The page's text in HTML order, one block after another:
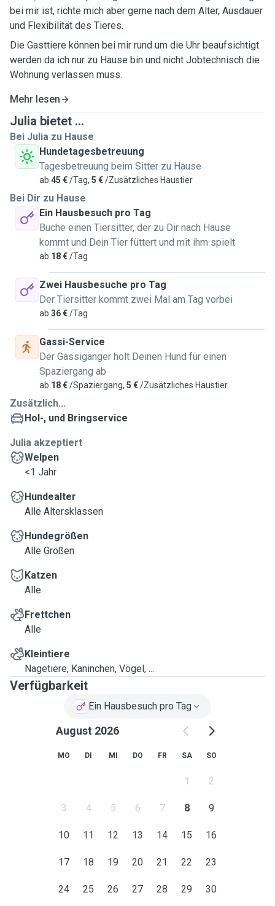
bei mir ist, richte mich aber gerne nach dem Alter, Ausdauer
und Flexibilität des Tieres.
Die Gasttiere können bei mir rund um die Uhr beaufsichtigt
werden da ich nur zu Hause bin und nicht Jobtechnisch die
Wohnung verlassen muss.
Mehr lesen
Julia bietet ...
Bei Julia zu Hause
Hundetagesbetreuung
Tagesbetreuung beim Sitter zu Hause
ab 45 €/Tag, 5 €/Zusätzliches Haustier
Bei Dir zu Hause
Ein Hausbesuch pro Tag
Buche einen Tiersitter, der zu Dir nach Hause
kommt und Dein Tier füttert und mit ihm spielt
ab 18 €/Tag
Zwei Hausbesuche pro Tag
Der Tiersitter kommt zwei Mal am Tag vorbei
ab 36 €/Tag
Gassi-Service
Der Gassigänger holt Deinen Hund für einen
Spaziergang ab
ab 18 €/Spaziergang, 5 €/Zusätzliches Haustier
Zusätzlich...
Hol-, und Bringservice
Julia akzeptiert
Welpen
<1 Jahr
Hundealter
Alle Altersklassen
Hundegrößen
Alle Größen
Katzen
Alle
Frettchen
Alle
Kleintiere
Nagetiere, Kaninchen, Vögel, ...
Verfügbarkeit
Ein Hausbesuch pro Tag
August 2026
MO DI MI DO FR SA SO
1 2
3 4 5 6 7 8 9
10 11 12 13 14 15 16
17 18 19 20 21 22 23
24 25 26 27 28 29 30